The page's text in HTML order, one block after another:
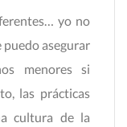
yo no
puedo asegurar
menores si
las prácticas
cultura de la